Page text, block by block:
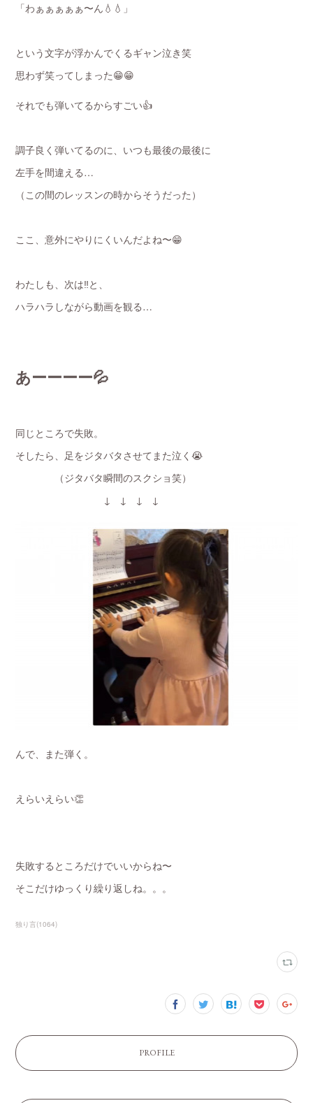
「わぁぁぁぁぁ〜ん💧💧」
という文字が浮かんでくるギャン泣き笑
思わず笑ってしまった😁😁
それでも弾いてるからすごい👍
調子良く弾いてるのに、いつも最後の最後に
左手を間違える…
（この間のレッスンの時からそうだった）
ここ、意外にやりにくいんだよね〜😁
わたしも、次は‼️と、
ハラハラしながら動画を観る…
あーーーー💦
同じところで失敗。
そしたら、足をジタバタさせてまた泣く😭
（ジタバタ瞬間のスクショ笑）
↓ ↓ ↓ ↓
んで、また弾く。
えらいえらい👏
失敗するところだけでいいからね〜
そこだけゆっくり繰り返しね。。。
独り言(1064)
PROFILE